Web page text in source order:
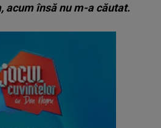
acum însă nu m-a căutat.